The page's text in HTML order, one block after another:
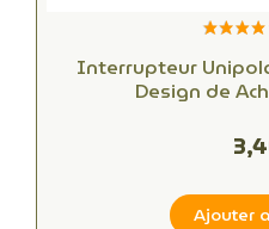
Interrupteur
Design de
Ajouter